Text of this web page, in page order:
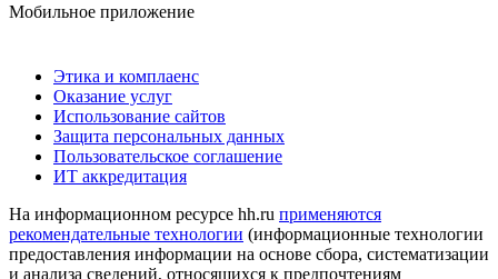
Мобильное приложение
Этика и комплаенс
Оказание услуг
Использование сайтов
Защита персональных данных
Пользовательское соглашение
ИТ аккредитация
На информационном ресурсе hh.ru применяются
рекомендательные технологии (информационные технологии
предоставления информации на основе сбора, систематизации
и анализа сведений, относящихся к предпочтениям